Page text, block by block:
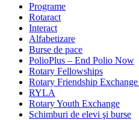
Programe
Rotaract
Interact
Alfabetizare
Burse de pace
PolioPlus – End Polio Now
Rotary Fellowships
Rotary Friendship
RYLA
Rotary Youth Exchange
Schimburi de elevi şi burse